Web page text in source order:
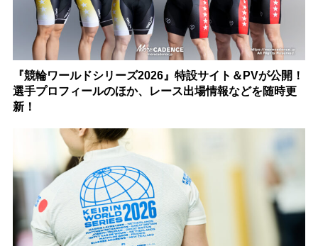
『競輪ワールドシリーズ2026』特設サイト＆PVが公開！
選手プロフィールのほか、レース出場情報などを随時更
新！